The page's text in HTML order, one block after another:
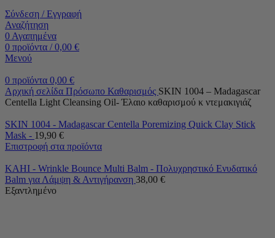
Σύνδεση / Εγγραφή
Αναζήτηση
0 Αγαπημένα
0 προϊόντα / 0,00 €
Μενού
0 προϊόντα 0,00 €
Αρχική σελίδα Πρόσωπο Καθαρισμός SKIN 1004 – Madagascar
Centella Light Cleansing Oil- Έλαιο καθαρισμού κ ντεμακιγιάζ
SKIN 1004 - Madagascar Centella Poremizing Quick Clay Stick
Mask - 19,90 €
Επιστροφή στα προϊόντα
KAHI - Wrinkle Bounce Multi Balm - Πολυχρηστικό Ενυδατικό
Balm για Λάμψη & Αντιγήρανση 38,00 €
Εξαντλημένο